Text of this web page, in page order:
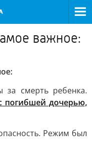
важное:
за смерть ребенка.
погибшей дочерью,
Режим был